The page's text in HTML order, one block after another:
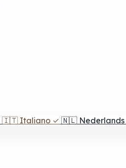
🇮🇹 Italiano ✓ 🇳🇱 Nederlands